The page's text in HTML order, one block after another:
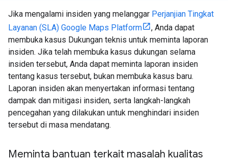
Jika mengalami insiden yang melanggar Perjanjian Tingkat
Layanan (SLA) Google Maps Platform
, Anda dapat
membuka kasus Dukungan teknis untuk meminta laporan
insiden. Jika telah membuka kasus dukungan selama
insiden tersebut, Anda dapat meminta laporan insiden
tentang kasus tersebut, bukan membuka kasus baru.
Laporan insiden akan menyertakan informasi tentang
dampak dan mitigasi insiden, serta langkah-langkah
pencegahan yang dilakukan untuk menghindari insiden
tersebut di masa mendatang.
Meminta bantuan terkait masalah kualitas